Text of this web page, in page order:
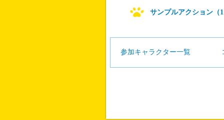
サンプルアクション（
参加キャラクター一覧